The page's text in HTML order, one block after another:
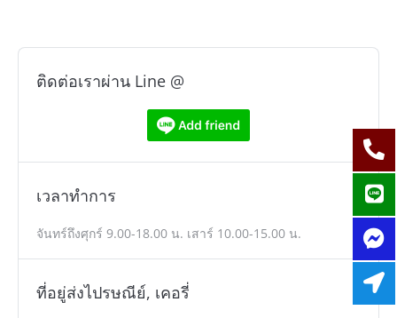
ติดต่อเราผ่าน Line @
เวลาทำการ
จันทร์ถึงศุกร์ 9.00-18.00 น. เสาร์ 10.00-15.00 น.
ที่อยู่ส่งไปรษณีย์, เคอรี่